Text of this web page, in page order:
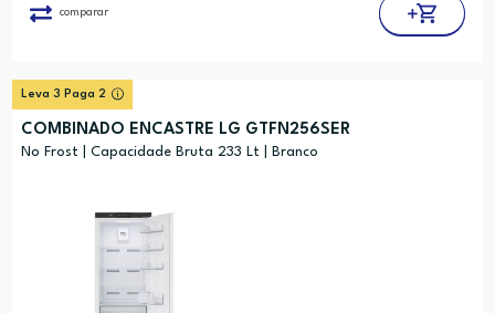
comparar
Leva 3 Paga 2
COMBINADO ENCASTRE LG GTFN256SER
No Frost | Capacidade Bruta 233 Lt | Branco